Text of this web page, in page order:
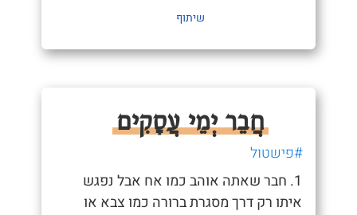
שיתוף
חֲבֵר יְמֵי עֲסָקִים
#פישטול
1. חבר שאתה אוהב כמו אח אבל נפגש
איתו רק דרך מסגרת ברורה כמו צבא או